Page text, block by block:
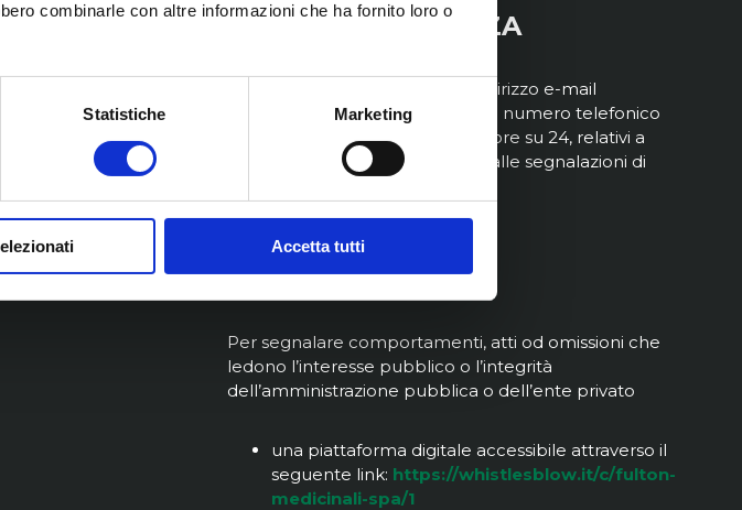
combinarle con altre informazioni che ha fornito loro o
Statistiche Marketing
Accetta tutti
S.p.A FARMACOVIGILANZA
Fulton mette a disposizione l’indirizzo e-mail
farmacovigilanza@fulton.it
e il numero telefonico
+39 333 7336518, disponibile 24 ore su 24, relativi a
tutte le problematiche relative alle segnalazioni di
SEGNALAZIONI
WHISTLEBLOWING
Per segnalare comportamenti, atti od omissioni che
ledono l’interesse pubblico o l’integrità
dell’amministrazione pubblica o dell’ente privato
una piattaforma digitale accessibile attraverso il
seguente link: https://whistlesblow.it/c/fulton-
medicinali-spa/1